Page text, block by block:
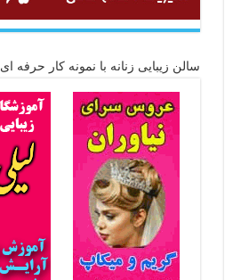
سالن زیبایی زنانه با نمونه کار حرفه ای